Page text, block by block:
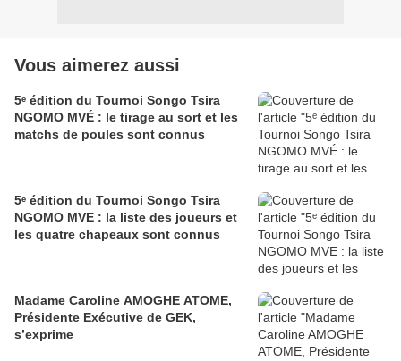
Vous aimerez aussi
5ᵉ édition du Tournoi Songo Tsira
NGOMO MVÉ : le tirage au sort et les
matchs de poules sont connus
5ᵉ édition du Tournoi Songo Tsira
NGOMO MVE : la liste des joueurs et
les quatre chapeaux sont connus
Madame Caroline AMOGHE ATOME,
Présidente Exécutive de GEK,
s’exprime